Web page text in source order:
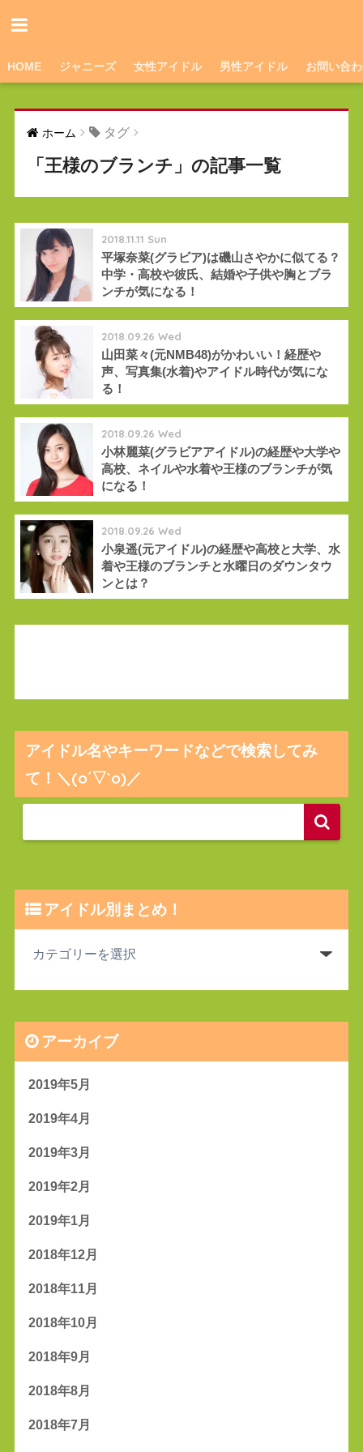
HOME ジャニーズ 女性アイドル 男性アイドル お問い合
ホーム タグ
「王様のブランチ」の記事一覧
2018.11.11 Sun
平塚奈菜(グラビア)は磯山さやかに似てる？
中学・高校や彼氏、結婚や子供や胸とブラ
ンチが気になる！
2018.09.26 Wed
山田菜々(元NMB48)がかわいい！経歴や
声、写真集(水着)やアイドル時代が気にな
る！
2018.09.26 Wed
小林麗菜(グラビアアイドル)の経歴や大学や
高校、ネイルや水着や王様のブランチが気
になる！
2018.09.26 Wed
小泉遥(元アイドル)の経歴や高校と大学、水
着や王様のブランチと水曜日のダウンタウ
ンとは？
アイドル名やキーワードなどで検索してみ
て！＼(o´▽`o)／
アイドル別まとめ！
アーカイブ
2019年5月
2019年4月
2019年3月
2019年2月
2019年1月
2018年12月
2018年11月
2018年10月
2018年9月
2018年8月
2018年7月